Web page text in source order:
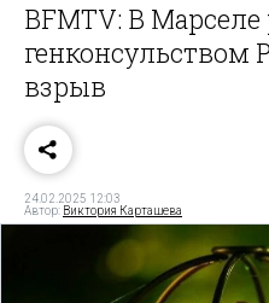
BFMTV: В
генконсульством
взрыв
24.02.2025 12:03
Автор: Виктория Карташева